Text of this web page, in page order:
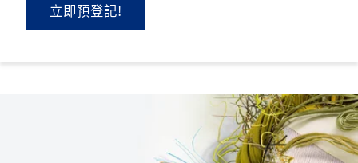
立即預登記!